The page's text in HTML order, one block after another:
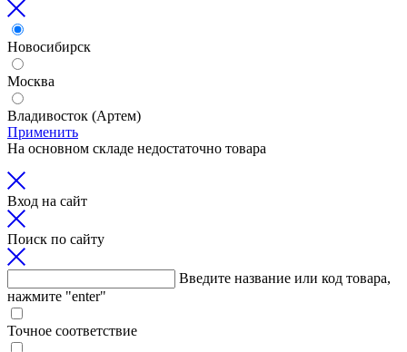
Новосибирск
Москва
Владивосток (Артем)
Применить
На основном складе недостаточно товара
Вход на сайт
Поиск по сайту
Введите название или код товара,
нажмите "enter"
Точное соответствие